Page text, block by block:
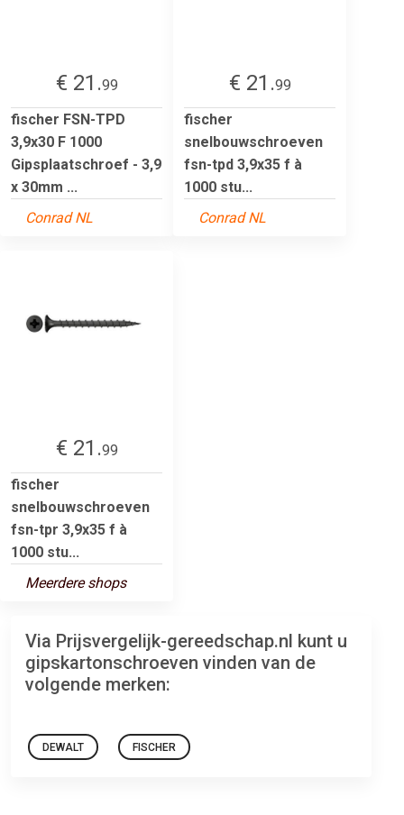
€ 21.99
fischer FSN-TPD
3,9x30 F 1000
Gipsplaatschroef - 3,9
x 30mm ...
Conrad NL
€ 21.99
fischer
snelbouwschroeven
fsn-tpd 3,9x35 f à
1000 stu...
Conrad NL
€ 21.99
fischer
snelbouwschroeven
fsn-tpr 3,9x35 f à
1000 stu...
Meerdere shops
Via Prijsvergelijk-gereedschap.nl kunt u
gipskartonschroeven vinden van de
volgende merken:
DEWALT FISCHER